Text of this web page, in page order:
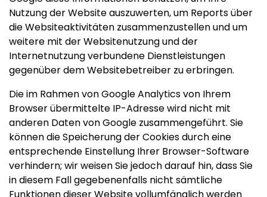
Nutzung der Website auszuwerten, um Reports über
die Websiteaktivitäten zusammenzustellen und um
weitere mit der Websitenutzung und der
Internetnutzung verbundene Dienstleistungen
gegenüber dem Websitebetreiber zu erbringen.
Die im Rahmen von Google Analytics von Ihrem
Browser übermittelte IP-Adresse wird nicht mit
anderen Daten von Google zusammengeführt. Sie
können die Speicherung der Cookies durch eine
entsprechende Einstellung Ihrer Browser-Software
verhindern; wir weisen Sie jedoch darauf hin, dass Sie
in diesem Fall gegebenenfalls nicht sämtliche